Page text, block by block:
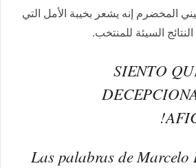
المخضرم إنه يشعر بخيبة الأمل التي
السيئة للمنتخب.
"SIENTO
????️ Las palabras de